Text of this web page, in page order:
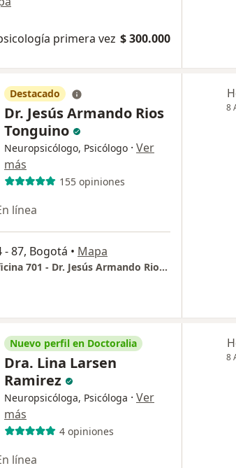
primera vez $ 300.000
Destacado
Dr. Jesús Armando Rios
Tonguino
Neuropsicólogo, Psicólogo · Ver
más
155 opiniones
línea
- 87, Bogotá • Mapa
Edificio Zentai. Oficina 701 - Dr. Jesús Armando Rios Tonguino
8
Nuevo perfil en Doctoralia
Dra. Lina Larsen
Ramirez
Neuropsicóloga, Psicóloga · Ver
más
4 opiniones
línea
8